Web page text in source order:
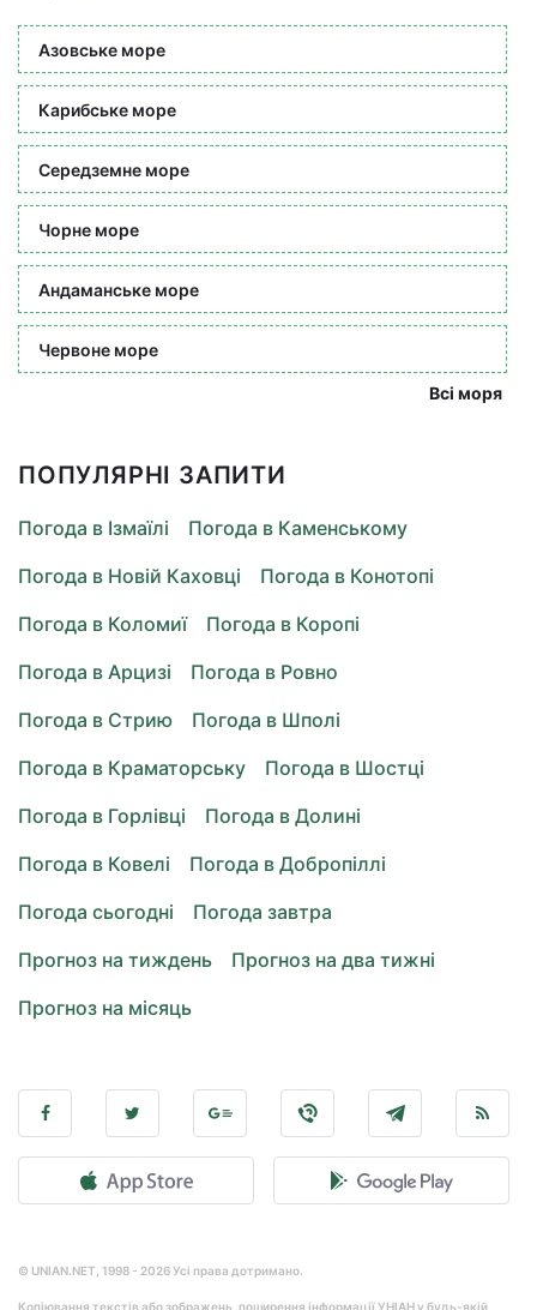
Азовське море
Карибське море
Середземне море
Чорне море
Андаманське море
Червоне море
Всі моря
ПОПУЛЯРНІ ЗАПИТИ
Погода в Ізмаїлі
Погода в Каменському
Погода в Новій Каховці
Погода в Конотопі
Погода в Коломиї
Погода в Коропі
Погода в Арцизі
Погода в Ровно
Погода в Стрию
Погода в Шполі
Погода в Краматорську
Погода в Шостці
Погода в Горлівці
Погода в Долині
Погода в Ковелі
Погода в Добропіллі
Погода сьогодні
Погода завтра
Прогноз на тиждень
Прогноз на два тижні
Прогноз на місяць
© UNIAN.NET, 1998 - 2026 Усі права дотримано.
Копіювання текстів або зображень, поширення інформації УНІАН у будь-якій